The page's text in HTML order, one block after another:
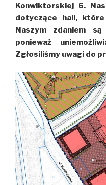
Konwiktorskiej 6.
dotyczące hali,
Naszym zdaniem
ponieważ
Zgłosiliśmy uwagi do